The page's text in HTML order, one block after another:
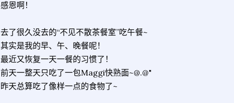
感恩啊！
去了很久没去的“不见不散茶餐室”吃午餐~
其实是我的早、午、晚餐呢！
最近又恢复一天一餐的习惯了！
前天一整天只吃了一包Maggi快熟面~@.@"
昨天总算吃了像样一点的食物了~